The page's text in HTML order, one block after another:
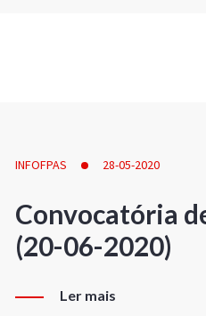
INFOFPAS 28-05-2020
Convocatória
(20-06-2020)
Ler mais